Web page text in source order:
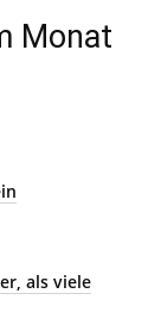
Monat
als viele